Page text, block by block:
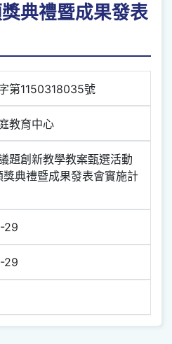
典禮暨成果發表
第1150318035號
教育中心
題創新教學教案甄選活動
獎典禮暨成果發表會實施計
29
29